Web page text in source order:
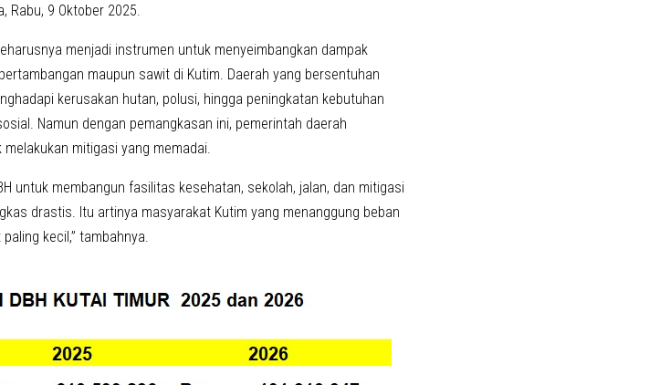
Rabu, 9 Oktober 2025.
menjadi instrumen untuk menyeimbangkan dampak
maupun sawit di Kutim. Daerah yang bersentuhan
kerusakan hutan, polusi, hingga peningkatan kebutuhan
Namun dengan pemangkasan ini, pemerintah daerah
mitigasi yang memadai.
untuk membangun fasilitas kesehatan, sekolah, jalan, dan mitigasi
drastis. Itu artinya masyarakat Kutim yang menanggung beban
kecil,” tambahnya.